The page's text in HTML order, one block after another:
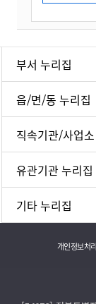
부서 누리집
읍/면/동 누리집
직속기관/사업
유관기관 누리집
기타 누리집
개인정보처